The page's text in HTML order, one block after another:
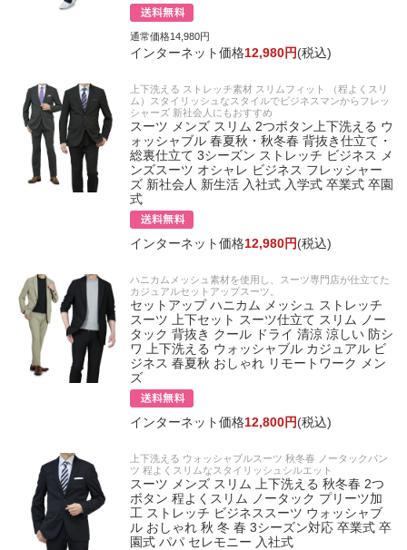
通常価格14,980円
インターネット価格12,980円(税込)
上下洗える ストレッチ素材 スリムフィット （程よくスリ
ム）スタイリッシュなスタイルでビジネスマンからフレッ
シャーズ 新社会人にもおすすめ
スーツ メンズ スリム 2つボタン上下洗える ウ
ォッシャブル 春夏秋・秋冬春 背抜き仕立て・
総裏仕立て 3シーズン ストレッチ ビジネス メ
ンズスーツ オシャレ ビジネス フレッシャー
ズ 新社会人 新生活 入社式 入学式 卒業式 卒園
式
インターネット価格12,980円(税込)
ハニカムメッシュ素材を使用し、スーツ専門店が仕立てた
カジュアルセットアップスーツ。
セットアップ ハニカム メッシュ ストレッチ
スーツ 上下セット スーツ仕立て スリム ノー
タック 背抜き クール ドライ 清涼 涼しい 防シ
ワ 上下洗える ウォッシャブル カジュアル ビ
ジネス 春夏秋 おしゃれ リモートワーク メン
ズ
インターネット価格12,800円(税込)
上下洗える ウォッシャブルスーツ 秋冬春 ノータックパン
ツ 程よくスリムなスタイリッシュシルエット
スーツ メンズ スリム 上下洗える 秋冬春 2つ
ボタン 程よくスリム ノータック プリーツ加
工 ストレッチ ビジネススーツ ウォッシャブ
ル おしゃれ 秋 冬 春 3シーズン対応 卒業式 卒
園式 パパ セレモニー 入社式